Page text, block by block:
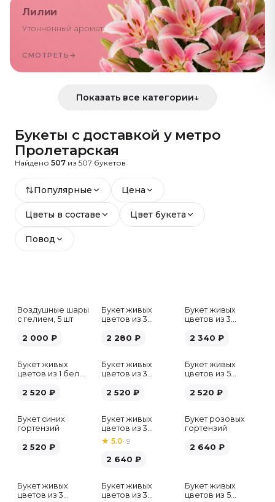
Лилии
Утончённый аромат
СМОТРЕТЬ →
Показать все категории↓
Букеты с доставкой у метро
Пролетарская
Найдено 507 из 507 букетов
Популярные Цена
Цветы в составе Цвет букета
Повод
Воздушные шары
с гелием, 5 шт
2 000 ₽
Букет живых
цветов из 3
2 280 ₽
Букет живых
цветов из 3
2 340 ₽
Букет живых
цветов из 1 белой
2 520 ₽
Букет живых
цветов из 3
2 520 ₽
Букет живых
цветов из 5
микс
2 520 ₽
Букет синих
гортензий
2 520 ₽
Букет живых
цветов из 3
розовых пионов
★ 5.0· 9
2 640 ₽
Букет розовых
гортензий
2 640 ₽
Букет живых
цветов из 3
Букет живых
цветов из 3
Хит
Букет живых
цветов из 5